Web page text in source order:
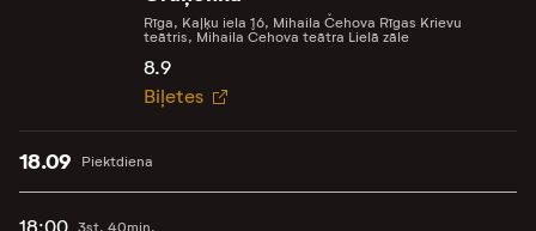
Rīga, Kaļķu iela 16, Mihaila Čehova Rīgas Krievu
teātris, Mihaila Čehova teātra Lielā zāle
8.9
Biļetes
Piektdiena
18.09
3st. 40min.